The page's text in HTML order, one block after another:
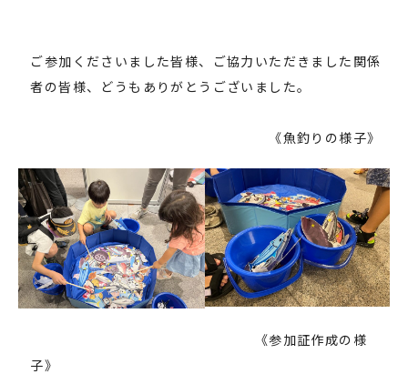
ご参加くださいました皆様、ご協力いただきました関係
者の皆様、どうもありがとうございました。
《魚釣りの様子》
《参加証作成の様
子》